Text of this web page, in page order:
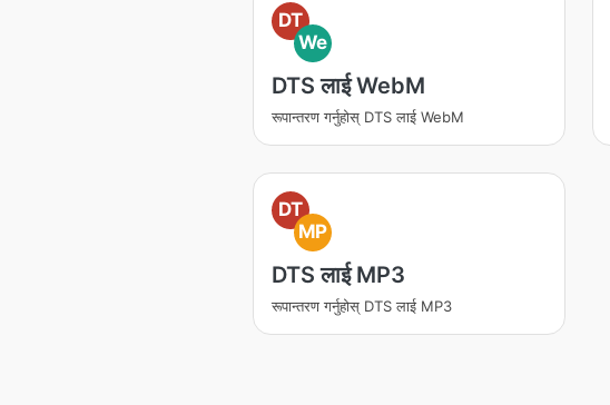
DT
We
DTS लाई WebM
रूपान्तरण गर्नुहोस् DTS लाई WebM
DT
MP
DTS लाई MP3
रूपान्तरण गर्नुहोस् DTS लाई MP3